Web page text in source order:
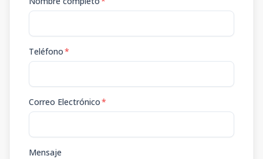
Teléfono*
Correo Electrónico*
Mensaje